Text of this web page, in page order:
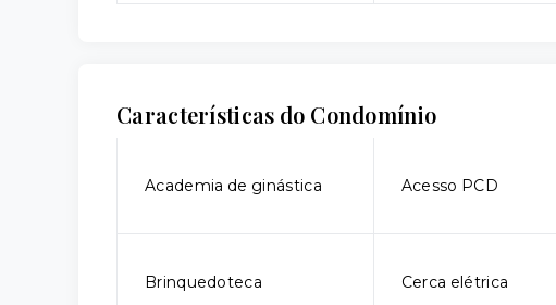
Características do Condomínio
Academia de ginástica Acesso PCD
Brinquedoteca Cerca elétrica